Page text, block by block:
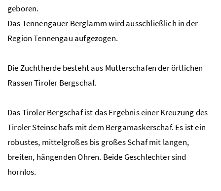
geboren.
Das Tennengauer Berglamm wird ausschließlich in der
Region Tennengau aufgezogen.
Die Zuchtherde besteht aus Mutterschafen der örtlichen
Rassen Tiroler Bergschaf.
Das Tiroler Bergschaf ist das Ergebnis einer Kreuzung des
Tiroler Steinschafs mit dem Bergamaskerschaf. Es ist ein
robustes, mittelgroßes bis großes Schaf mit langen,
breiten, hängenden Ohren. Beide Geschlechter sind
hornlos.